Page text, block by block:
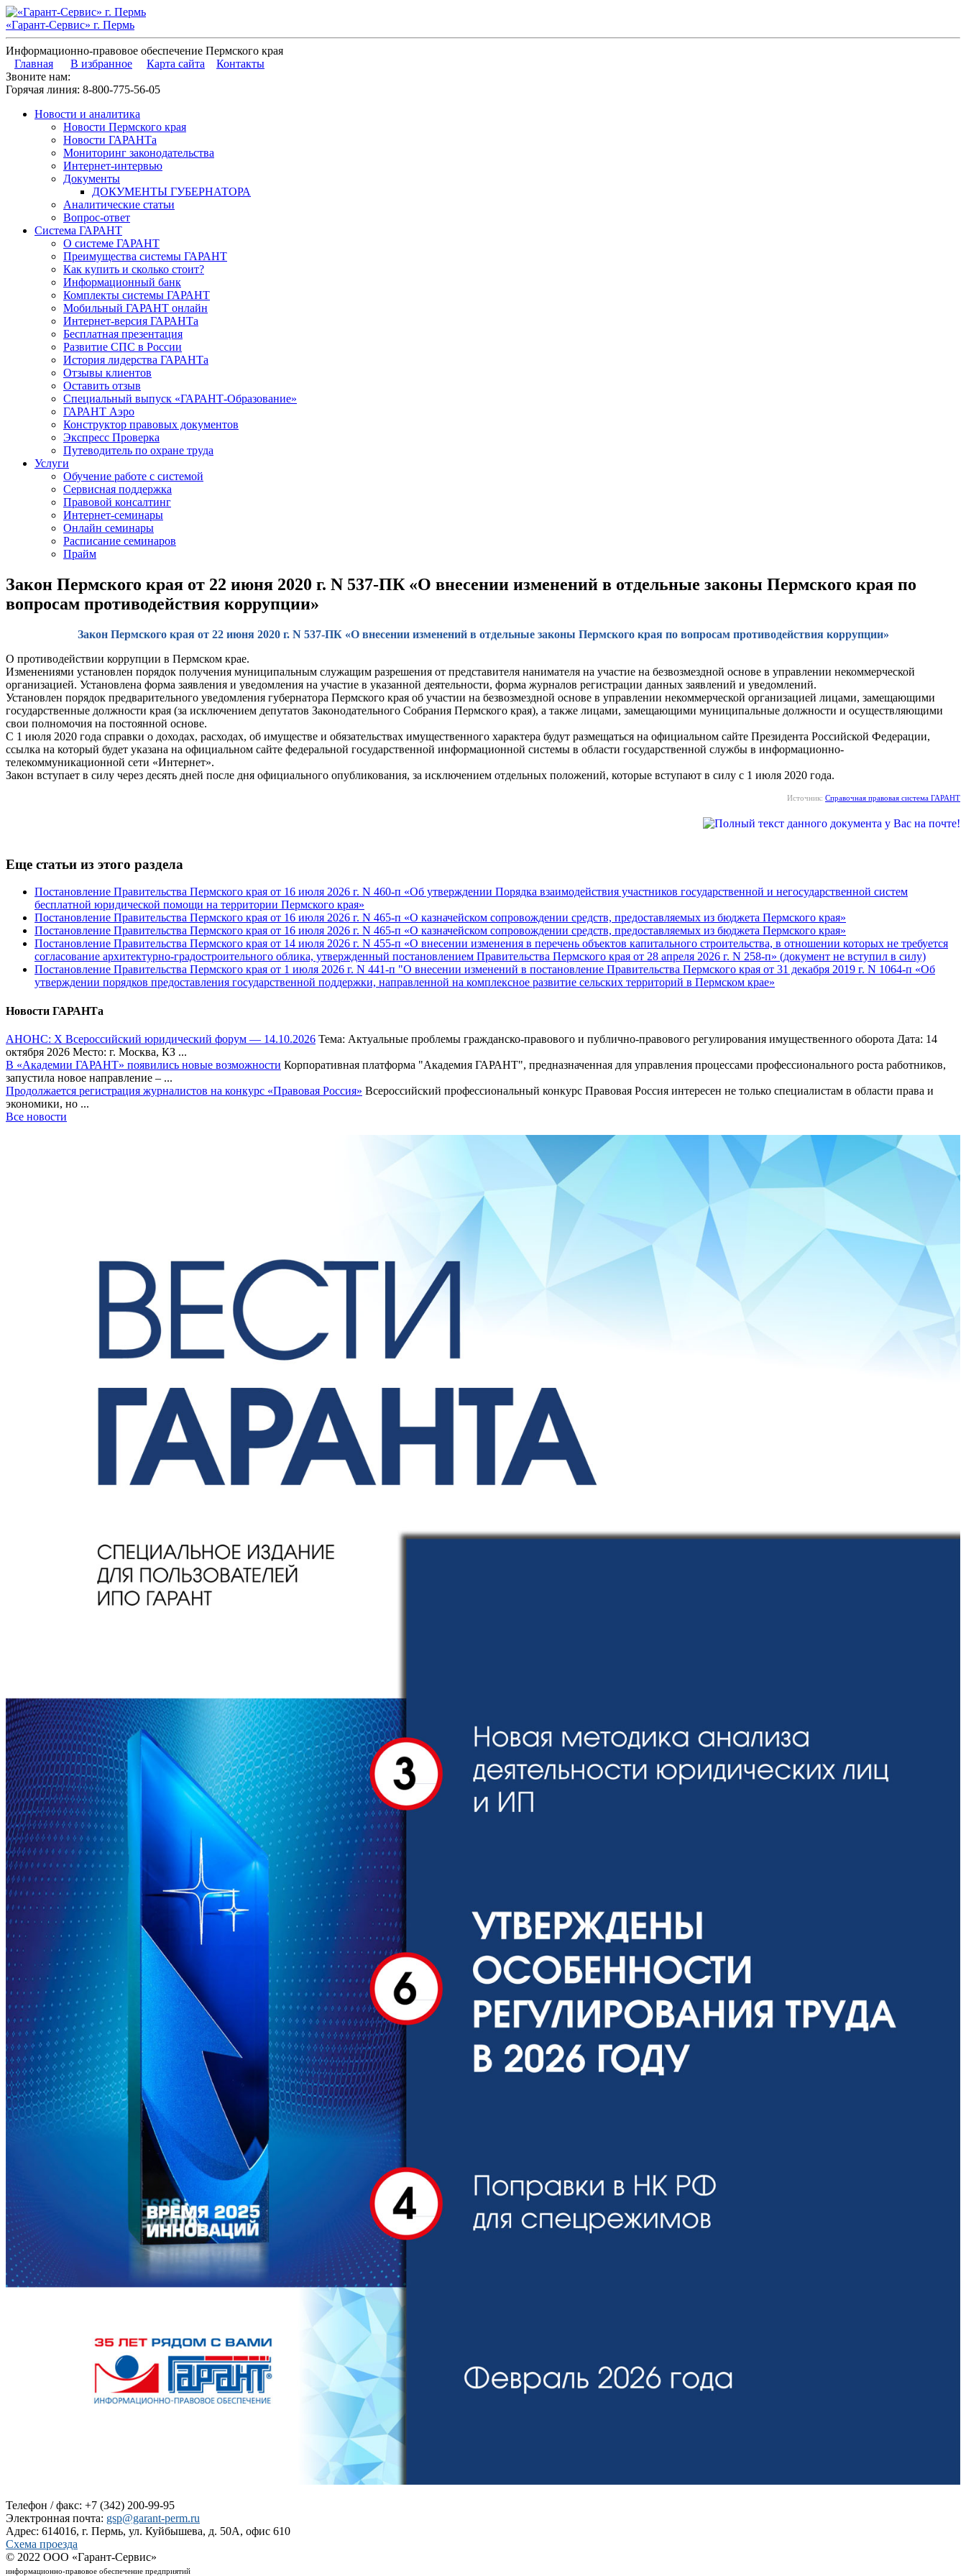
«Гарант-Сервис» г. Пермь
Информационно-правовое обеспечение Пермского края
Главная
В избранное Карта сайта
Контакты
Звоните нам:
Горячая линия: 8-800-775-56-05
Новости и аналитика
Новости Пермского края
Новости ГАРАНТа
Мониторинг законодательства
Интернет-интервью
Документы
ДОКУМЕНТЫ ГУБЕРНАТОРА
Аналитические статьи
Вопрос-ответ
Система ГАРАНТ
О системе ГАРАНТ
Преимущества системы ГАРАНТ
Как купить и сколько стоит?
Информационный банк
Комплекты системы ГАРАНТ
Мобильный ГАРАНТ онлайн
Интернет-версия ГАРАНТа
Бесплатная презентация
Развитие СПС в России
История лидерства ГАРАНТа
Отзывы клиентов
Оставить отзыв
Специальный выпуск «ГАРАНТ-Образование»
ГАРАНТ Аэро
Конструктор правовых документов
Экспресс Проверка
Путеводитель по охране труда
Услуги
Обучение работе с системой
Сервисная поддержка
Правовой консалтинг
Интернет-семинары
Онлайн семинары
Расписание семинаров
Прайм
Закон Пермского края от 22 июня 2020 г. N 537-ПК «О внесении изменений в отдельные законы Пермского края по
вопросам противодействия коррупции»
Закон Пермского края от 22 июня 2020 г. N 537-ПК «О внесении изменений в отдельные законы Пермского края по вопросам противодействия коррупции»
О противодействии коррупции в Пермском крае.
Изменениями установлен порядок получения муниципальным служащим разрешения от представителя нанимателя на участие на безвозмездной основе в управлении некоммерческой
организацией. Установлена форма заявления и уведомления на участие в указанной деятельности, форма журналов регистрации данных заявлений и уведомлений.
Установлен порядок предварительного уведомления губернатора Пермского края об участии на безвозмездной основе в управлении некоммерческой организацией лицами, замещающими
государственные должности края (за исключением депутатов Законодательного Собрания Пермского края), а также лицами, замещающими муниципальные должности и осуществляющими
свои полномочия на постоянной основе.
С 1 июля 2020 года справки о доходах, расходах, об имуществе и обязательствах имущественного характера будут размещаться на официальном сайте Президента Российской Федерации,
ссылка на который будет указана на официальном сайте федеральной государственной информационной системы в области государственной службы в информационно-
телекоммуникационной сети «Интернет».
Закон вступает в силу через десять дней после дня официального опубликования, за исключением отдельных положений, которые вступают в силу с 1 июля 2020 года.
Источник: Справочная правовая система ГАРАНТ
Еще статьи из этого раздела
Постановление Правительства Пермского края от 16 июля 2026 г. N 460-п «Об утверждении Порядка взаимодействия участников государственной и негосударственной систем
бесплатной юридической помощи на территории Пермского края»
Постановление Правительства Пермского края от 16 июля 2026 г. N 465-п «О казначейском сопровождении средств, предоставляемых из бюджета Пермского края»
Постановление Правительства Пермского края от 16 июля 2026 г. N 465-п «О казначейском сопровождении средств, предоставляемых из бюджета Пермского края»
Постановление Правительства Пермского края от 14 июля 2026 г. N 455-п «О внесении изменения в перечень объектов капитального строительства, в отношении которых не требуется
согласование архитектурно-градостроительного облика, утвержденный постановлением Правительства Пермского края от 28 апреля 2026 г. N 258-п» (документ не вступил в силу)
Постановление Правительства Пермского края от 1 июля 2026 г. N 441-п "О внесении изменений в постановление Правительства Пермского края от 31 декабря 2019 г. N 1064-п «Об
утверждении порядков предоставления государственной поддержки, направленной на комплексное развитие сельских территорий в Пермском крае»
Новости ГАРАНТа
АНОНС: Х Всероссийский юридический форум — 14.10.2026 Тема: Актуальные проблемы гражданско-правового и публично-правового регулирования имущественного оборота Дата: 14
октября 2026 Место: г. Москва, КЗ ...
В «Академии ГАРАНТ» появились новые возможности Корпоративная платформа "Академия ГАРАНТ", предназначенная для управления процессами профессионального роста работников,
запустила новое направление – ...
Продолжается регистрация журналистов на конкурс «Правовая Россия» Всероссийский профессиональный конкурс Правовая Россия интересен не только специалистам в области права и
экономики, но ...
Все новости
Телефон / факс: +7 (342) 200-99-95
Электронная почта: gsp@garant-perm.ru
Адрес: 614016, г. Пермь, ул. Куйбышева, д. 50А, офис 610
Схема проезда
© 2022 ООО «Гарант-Сервис»
информационно-правовое обеспечение предприятий